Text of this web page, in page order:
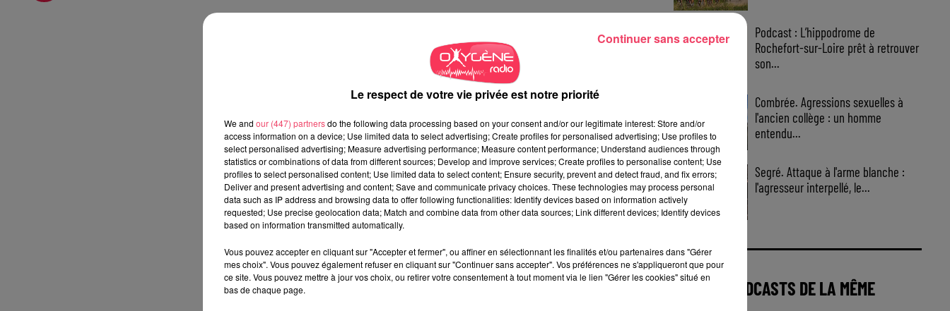
Podcast : L’hippodrome de
Rochefort-sur-Loire prêt à retrouver
son...
Combrée. Agressions sexuelles à
l'ancien collège : un homme
entendu...
Segré. Attaque à l'arme blanche :
l'agresseur interpellé, le...
AUTRES PODCASTS DE LA MÊME
Le respect de votre vie privée est notre priorité
We and our (447) partnersdo the following data processing based on your consent and/or our legitimate interest: Store and/or
access information on a device; Use limited data to select advertising; Create profiles for personalised advertising; Use profiles to
select personalised advertising; Measure advertising performance; Measure content performance; Understand audiences through
statistics or combinations of data from different sources; Develop and improve services; Create profiles to personalise content; Use
profiles to select personalised content; Use limited data to select content; Ensure security, prevent and detect fraud, and fix errors;
Deliver and present advertising and content; Save and communicate privacy choices. These technologies may process personal
data such as IP address and browsing data to offer following functionalities: Identify devices based on information actively
requested; Use precise geolocation data; Match and combine data from other data sources; Link different devices; Identify devices
based on information transmitted automatically.
Vous pouvez accepter en cliquant sur "Accepter et fermer", ou affiner en sélectionnant les finalités et/ou partenaires dans "Gérer
mes choix". Vous pouvez également refuser en cliquant sur "Continuer sans accepter". Vos préférences ne s'appliqueront que pour
ce site. Vous pouvez mettre à jour vos choix, ou retirer votre consentement à tout moment via le lien "Gérer les cookies" situé en
bas de chaque page.
Continuer sans accepter